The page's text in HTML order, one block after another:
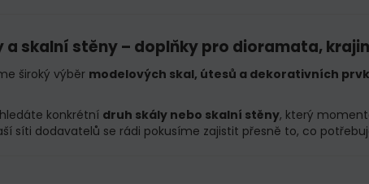
a skalní stěny – doplňky pro dioramata,
široký výběr modelových skal, útesů a dekorativních
konkrétní druh skály nebo skalní stěny, který
síti dodavatelů se rádi pokusíme zajistit přesně to, co